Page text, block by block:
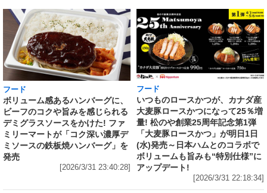
フード
ボリューム感あるハンバーグに、
ビーフのコクや旨みを感じられる
デミグラスソースをかけた! ファ
ミリーマートが「コク深い濃厚デ
ミソースの鉄板焼ハンバーグ」を
発売
[2026/3/31 23:40:28]
フード
いつものロースかつが、カナダ産
大麦豚ロースかつになって25％増
量! 松のや創業25周年記念第1弾
「大麦豚ロースかつ」が明日1日
(水)発売～日本ハムとのコラボで
ボリュームも旨みも“特別仕様”に
アップデート!
[2026/3/31 22:18:34]